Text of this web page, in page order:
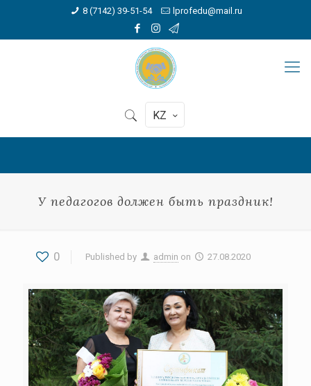
8 (7142) 39-51-54 lprofedu@mail.ru
KZ
У педагогов должен быть праздник!
0 Published by admin on 27.08.2020